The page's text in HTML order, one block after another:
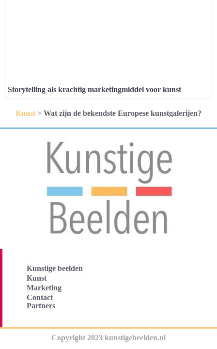
Storytelling als krachtig marketingmiddel voor kunst
Kunst > Wat zijn de bekendste Europese kunstgalerijen?
Kunstige beelden
Kunst
Marketing
Contact
Partners
Copyright 2023 kunstigebeelden.nl